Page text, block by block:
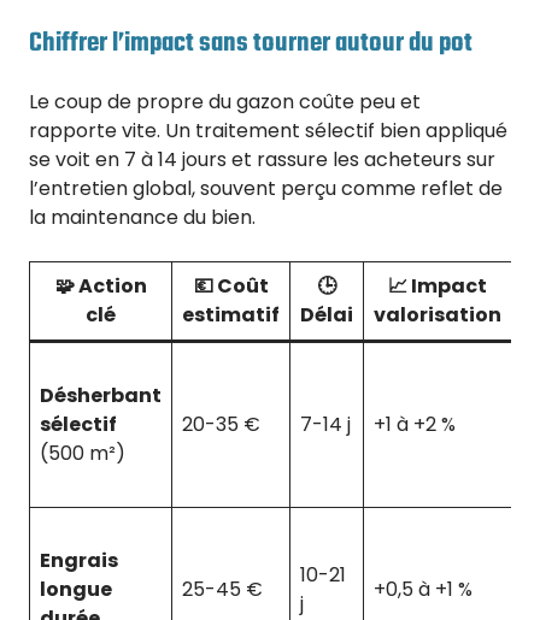
Chiffrer l’impact sans tourner autour du pot
Le coup de propre du gazon coûte peu et
rapporte vite. Un traitement sélectif bien appliqué
se voit en 7 à 14 jours et rassure les acheteurs sur
l’entretien global, souvent perçu comme reflet de
la maintenance du bien.
🧩 Action
clé
💶 Coût
estimatif
🕒
Délai
📈 Impact
valorisation
Désherbant
sélectif
(500 m²)
20-35 € 7-14 j +1 à +2 %
Engrais
longue
25-45 €
10-21
j
+0,5 à +1 %